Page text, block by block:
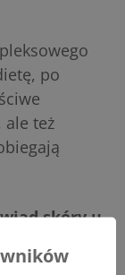
po
ale też
skóry u